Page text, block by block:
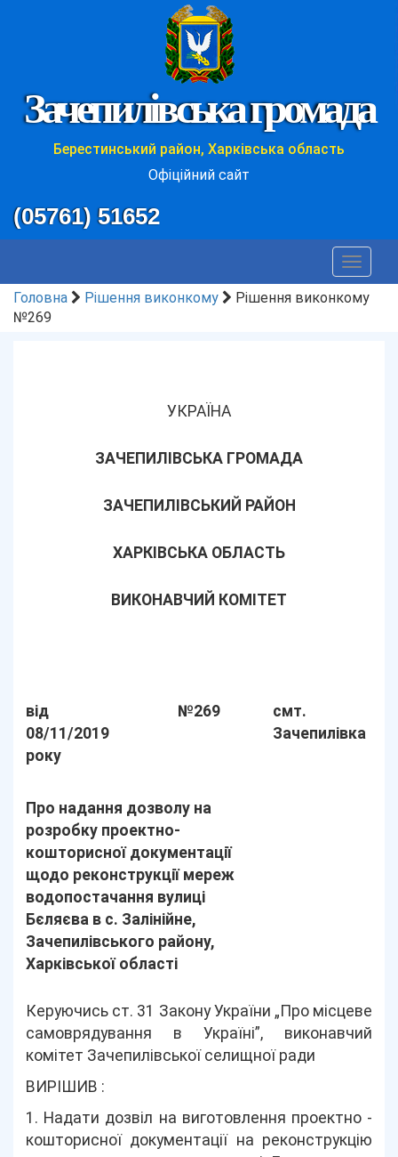
Зачепилівська громада
Берестинський район, Харківська область
Офіційний сайт
(05761) 51652
Toggle
Головна
Рішення виконкому
Рішення виконкому
№269
УКРАЇНА
ЗАЧЕПИЛІВСЬКА ГРОМАДА
ЗАЧЕПИЛІВСЬКИЙ РАЙОН
ХАРКІВСЬКА ОБЛАСТЬ
ВИКОНАВЧИЙ КОМІТЕТ
від
08/11/2019
року
№269
смт.
Зачепилівка
Про надання дозволу на
розробку проектно-
кошторисної документації
щодо реконструкції мереж
водопостачання вулиці
Бєляєва в с. Залінійне,
Зачепилівського району,
Харківської області
Керуючись ст. 31 Закону України „Про місцеве
самоврядування в Україні”, виконавчий
комітет Зачепилівської селищної ради
ВИРІШИВ :
1. Надати дозвіл на виготовлення проектно -
кошторисної документації на реконструкцію